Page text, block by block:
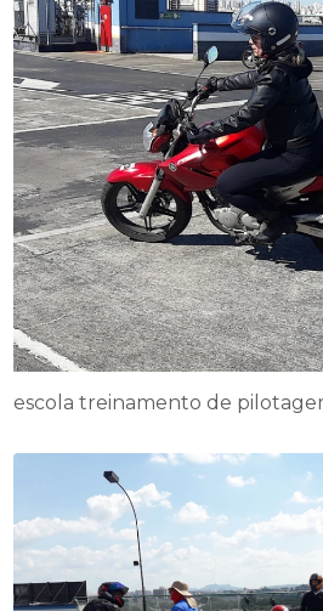
escola treinamento de